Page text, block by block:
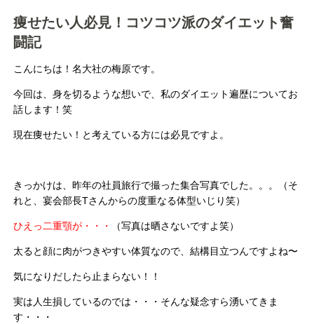
痩せたい人必見！コツコツ派のダイエット奮
闘記
こんにちは！名大社の梅原です。
今回は、身を切るような想いで、私のダイエット遍歴についてお
話します！笑
現在痩せたい！と考えている方には必見ですよ。
きっかけは、昨年の社員旅行で撮った集合写真でした。。。（そ
れと、宴会部長Tさんからの度重なる体型いじり笑）
ひえっ二重顎が・・・ （写真は晒さないですよ笑）
太ると顔に肉がつきやすい体質なので、結構目立つんですよね〜
気になりだしたら止まらない！！
実は人生損しているのでは・・・そんな疑念すら湧いてきま
す・・・